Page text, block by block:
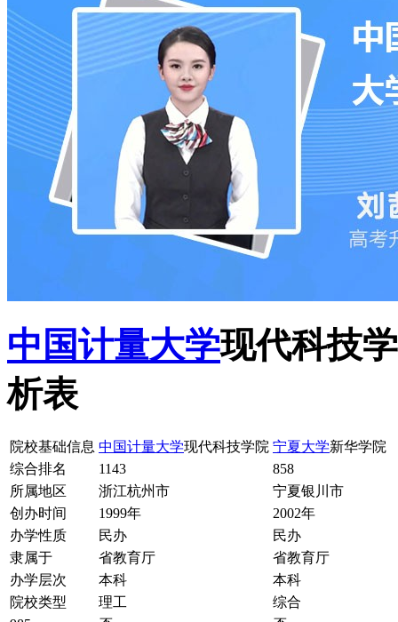
中国计量大学现代科技
析表
院校基础信息 中国计量大学现代科技学院 宁夏大学新华学院
综合排名
1143
858
所属地区
浙江杭州市
宁夏银川市
创办时间
1999年
2002年
办学性质
民办
民办
隶属于
省教育厅
省教育厅
办学层次
本科
本科
院校类型
理工
综合